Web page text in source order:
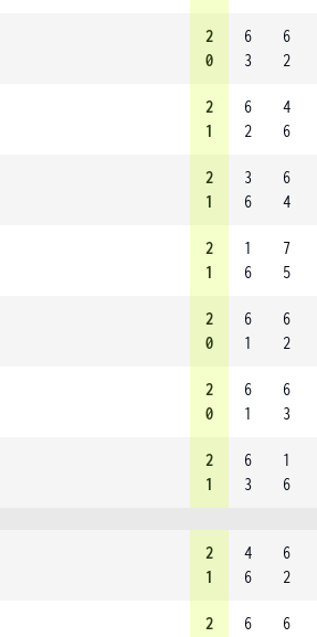
2
0
6
3
6
2
2
1
6
2
4
6
2
1
3
6
6
4
2
1
1
6
7
5
2
0
6
1
6
2
2
0
6
1
6
3
2
1
6
3
1
6
2
1
4
6
6
2
2
6
6